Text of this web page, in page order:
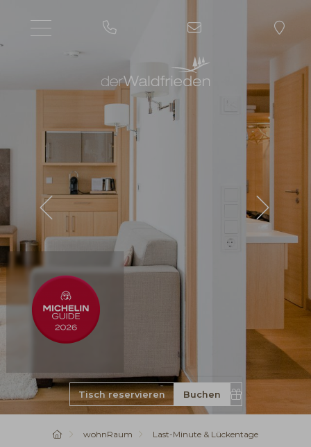
BuchenGutschein
StartseitewohnRaum Last-Minute & Lückentage